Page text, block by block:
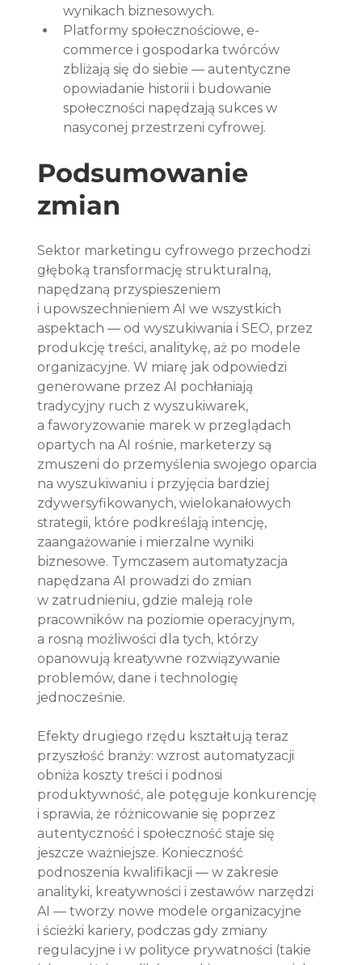
wynikach biznesowych.
Platformy społecznościowe, e-
commerce i gospodarka twórców
zbliżają się do siebie — autentyczne
opowiadanie historii i budowanie
społeczności napędzają sukces w
nasyconej przestrzeni cyfrowej.
Podsumowanie
zmian
Sektor marketingu cyfrowego przechodzi
głęboką transformację strukturalną,
napędzaną przyspieszeniem
i upowszechnieniem AI we wszystkich
aspektach — od wyszukiwania i SEO, przez
produkcję treści, analitykę, aż po modele
organizacyjne. W miarę jak odpowiedzi
generowane przez AI pochłaniają
tradycyjny ruch z wyszukiwarek,
a faworyzowanie marek w przeglądach
opartych na AI rośnie, marketerzy są
zmuszeni do przemyślenia swojego oparcia
na wyszukiwaniu i przyjęcia bardziej
zdywersyfikowanych, wielokanałowych
strategii, które podkreślają intencję,
zaangażowanie i mierzalne wyniki
biznesowe. Tymczasem automatyzacja
napędzana AI prowadzi do zmian
w zatrudnieniu, gdzie maleją role
pracowników na poziomie operacyjnym,
a rosną możliwości dla tych, którzy
opanowują kreatywne rozwiązywanie
problemów, dane i technologię
jednocześnie.
Efekty drugiego rzędu kształtują teraz
przyszłość branży: wzrost automatyzacji
obniża koszty treści i podnosi
produktywność, ale potęguje konkurencję
i sprawia, że różnicowanie się poprzez
autentyczność i społeczność staje się
jeszcze ważniejsze. Konieczność
podnoszenia kwalifikacji — w zakresie
analityki, kreatywności i zestawów narzędzi
AI — tworzy nowe modele organizacyjne
i ścieżki kariery, podczas gdy zmiany
regulacyjne i w polityce prywatności (takie